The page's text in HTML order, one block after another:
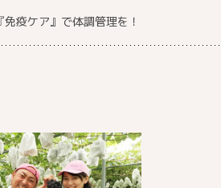
疫ケア』で体調管理を！